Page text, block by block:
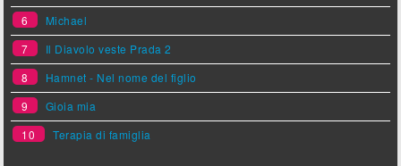
6
Michael
7
Il Diavolo veste Prada 2
8
Hamnet - Nel nome del figlio
9
Gioia mia
10
Terapia di famiglia